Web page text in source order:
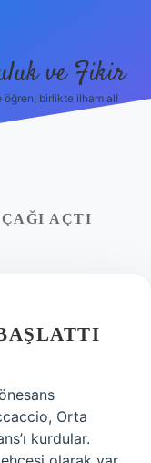
ve Fikir
öğren, birlikte ilham al!
ÇAĞI AÇTI
Orta
kurdular.